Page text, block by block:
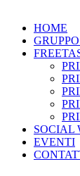
HOME
SOCIAL
EVENTI